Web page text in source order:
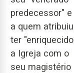
predecessor" e
a quem atribuiu
ter "enriquecido
a Igreja com o
seu magistério